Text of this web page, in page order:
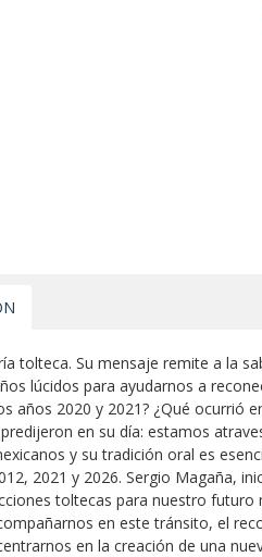
tolteca. Su mensaje remite a la
lúcidos para ayudarnos a
2020 y 2021? ¿Qué ocurrió
en su día: estamos
y su tradición oral es
2021 y 2026. Sergio Magaña,
toltecas para nuestro
en este tránsito, el
en la creación de una